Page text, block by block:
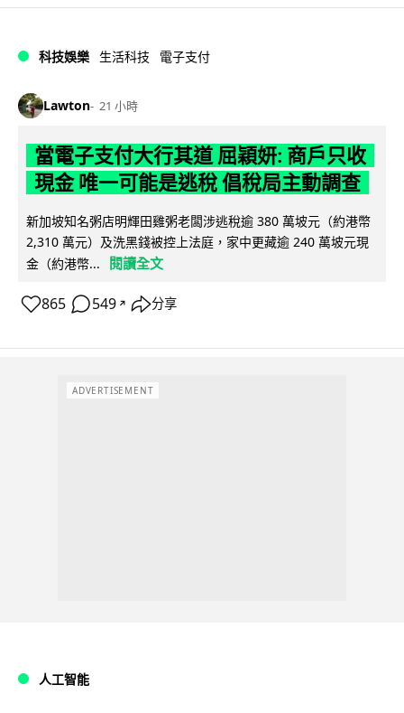
科技娛樂 生活科技 電子支付
Lawton 21 小時
當電子支付大行其道 屈穎妍: 商戶只收
現金 唯一可能是逃稅 倡稅局主動調查
新加坡知名粥店明輝田雞粥老闆涉逃稅逾 380 萬坡元（約港幣
2,310 萬元）及洗黑錢被控上法庭，家中更藏逾 240 萬坡元現
金（約港幣...
閱讀全文
865 549 ↗ 分享
ADVERTISEMENT
人工智能